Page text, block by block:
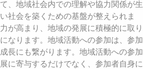
、地域社会内での理解や協力関係が生
社会を築くための基盤が整えられま
が高まり、地域の発展に積極的に取り
なります。地域活動への参加は、参加
長にも繋がります。地域活動への参加
に寄与するだけでなく、参加者自身に